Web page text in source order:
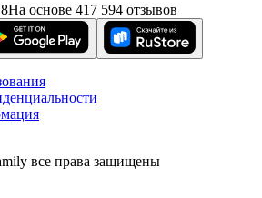
На основе 417 594 отзывов
все права защищены